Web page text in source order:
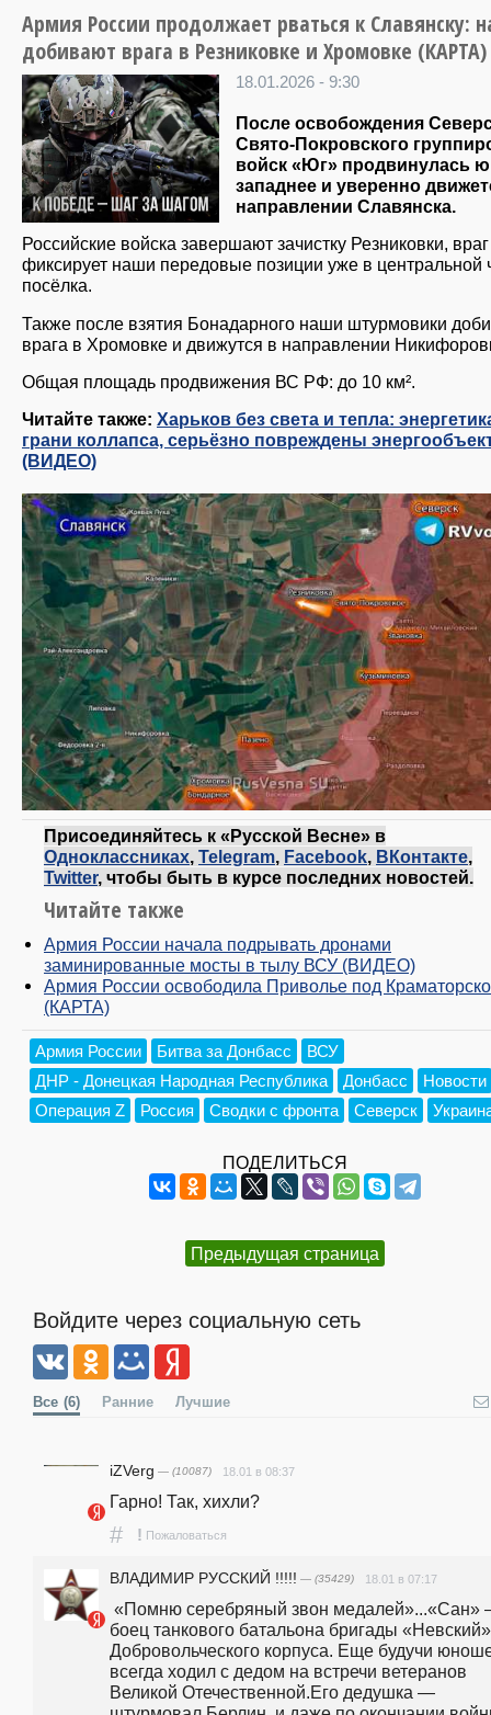
Армия России продолжает рваться к Славянску:
добивают врага в Резниковке и Хромовке (КАРТА)
18.01.2026 - 9:30
После освобождения
Свято-Покровского
войск «Юг» продвинулась
западнее и уверенно
направлении Славянска.
Российские войска завершают зачистку Резниковки, враг
фиксирует наши передовые позиции уже в центральной
посёлка.
Также после взятия Бонадарного наши штурмовики
врага в Хромовке и движутся в направлении
Общая площадь продвижения ВС РФ: до 10 км².
Читайте также: Харьков без света и тепла:
грани коллапса, серьёзно повреждены
(ВИДЕО)
Присоединяйтесь к «Русской Весне» в
Одноклассниках, Telegram, Facebook, ВКонтакте,
Twitter, чтобы быть в курсе последних новостей.
Читайте также
Армия России начала подрывать дронами
заминированные мосты в тылу ВСУ (ВИДЕО)
Армия России освободила Приволье под
(КАРТА)
Армия России Битва за Донбасс
ВСУ
ДНР - Донецкая Народная Республика
Донбасс
Новости
Операция Z
Россия Сводки с фронта Северск
ПОДЕЛИТЬСЯ
Предыдущая страница
Войдите через социальную сеть
Все (6) Ранние Лучшие
iZVerg — (10087) 18.01 в 08:37
Гарно! Так, хихли?
# ! Пожаловаться
ВЛАДИМИР РУССКИЙ !!!!! — (35429) 18.01 в 07:17
боец танкового батальона бригады «Невский»
Добровольческого корпуса. Еще будучи
всегда ходил с дедом на встречи ветеранов
Великой Отечественной.Его дедушка —